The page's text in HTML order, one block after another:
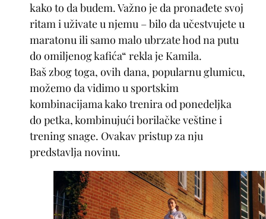
kako to da budem. Važno je da pronađete svoj
ritam i uživate u njemu – bilo da učestvujete u
maratonu ili samo malo ubrzate hod na putu
do omiljenog kafića“ rekla je Kamila.
Baš zbog toga, ovih dana, popularnu glumicu,
možemo da vidimo u sportskim
kombinacijama kako trenira od ponedeljka
do petka, kombinujući borilačke veštine i
trening snage. Ovakav pristup za nju
predstavlja novinu.